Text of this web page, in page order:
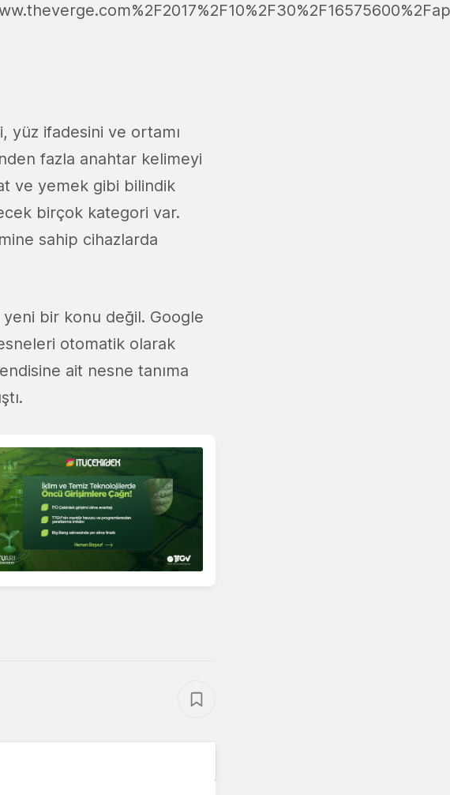
yüz ifadesini ve ortamı
fazla anahtar kelimeyi
ve yemek gibi bilindik
birçok kategori var.
sahip cihazlarda
yeni bir konu değil. Google
otomatik olarak
ait nesne tanıma